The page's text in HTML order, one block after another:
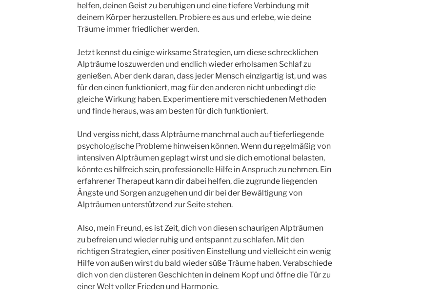
helfen, deinen Geist zu beruhigen und eine tiefere Verbindung mit
deinem Körper herzustellen. Probiere es aus und erlebe, wie deine
Träume immer friedlicher werden.
Jetzt kennst du einige wirksame Strategien, um diese schrecklichen
Alpträume loszuwerden und endlich wieder erholsamen Schlaf zu
genießen. Aber denk daran, dass jeder Mensch einzigartig ist, und was
für den einen funktioniert, mag für den anderen nicht unbedingt die
gleiche Wirkung haben. Experimentiere mit verschiedenen Methoden
und finde heraus, was am besten für dich funktioniert.
Und vergiss nicht, dass Alpträume manchmal auch auf tieferliegende
psychologische Probleme hinweisen können. Wenn du regelmäßig von
intensiven Alpträumen geplagt wirst und sie dich emotional belasten,
könnte es hilfreich sein, professionelle Hilfe in Anspruch zu nehmen. Ein
erfahrener Therapeut kann dir dabei helfen, die zugrunde liegenden
Ängste und Sorgen anzugehen und dir bei der Bewältigung von
Alpträumen unterstützend zur Seite stehen.
Also, mein Freund, es ist Zeit, dich von diesen schaurigen Alpträumen
zu befreien und wieder ruhig und entspannt zu schlafen. Mit den
richtigen Strategien, einer positiven Einstellung und vielleicht ein wenig
Hilfe von außen wirst du bald wieder süße Träume haben. Verabschiede
dich von den düsteren Geschichten in deinem Kopf und öffne die Tür zu
einer Welt voller Frieden und Harmonie.